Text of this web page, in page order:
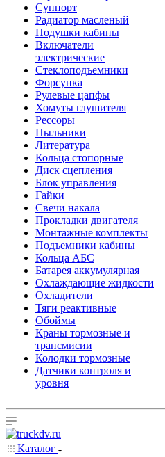
Суппорт
Радиатор масленый
Подушки кабины
Включатели
электрические
Стеклоподъемники
Форсунка
Рулевые цапфы
Хомуты глушителя
Рессоры
Пыльники
Литература
Кольца стопорные
Диск сцепления
Блок управления
Гайки
Свечи накала
Прокладки двигателя
Монтажные комплекты
Подъемники кабины
Кольца АБС
Батарея аккумулярная
Охлаждающие жидкости
Охладители
Тяги реактивные
Обоймы
Краны тормозные и
трансмисии
Колодки тормозные
Датчики контроля и
уровня
Каталог